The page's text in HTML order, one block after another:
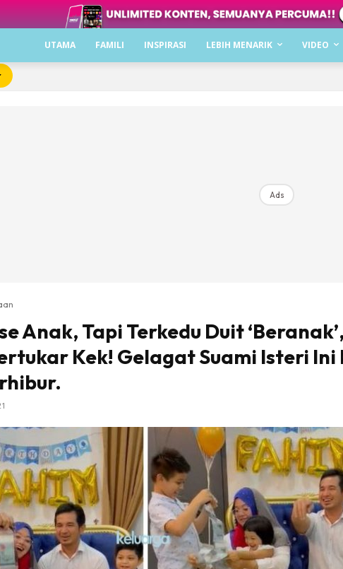
UTAMA FAMILI INSPIRASI LEBIH MENARIK VIDEO
Ads
Anak, Tapi Terkedu Duit ‘Beranak’,
Kek! Gelagat Suami Isteri Ini